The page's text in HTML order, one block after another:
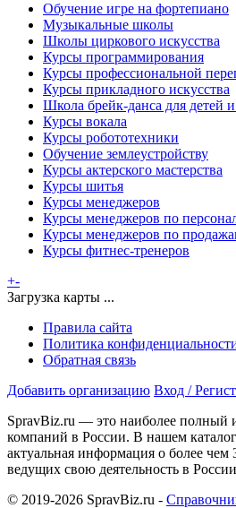
Обучение игре на фортепиано
Музыкальные школы
Школы циркового искусства
Курсы программирования
Курсы профессиональной
Курсы прикладного искусства
Школа брейк-данса для детей
Курсы вокала
Курсы робототехники
Обучение землеустройству
Курсы актерского мастерства
Курсы шитья
Курсы менеджеров
Курсы менеджеров по
Курсы менеджеров по
Курсы фитнес-тренеров
+-
Загрузка карты ...
Правила сайта
Политика
Обратная связь
Добавить организацию Вход /
SpravBiz.ru — это наиболее полный
компаний в России. В нашем
актуальная информация о более чем
ведущих свою деятельность в
© 2019-2026 SpravBiz.ru -